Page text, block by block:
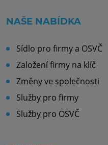
NAŠE NABÍDKA
Sídlo pro firmy a OSVČ
Založení firmy na klíč
Změny ve společnosti
Služby pro firmy
Služby pro OSVČ